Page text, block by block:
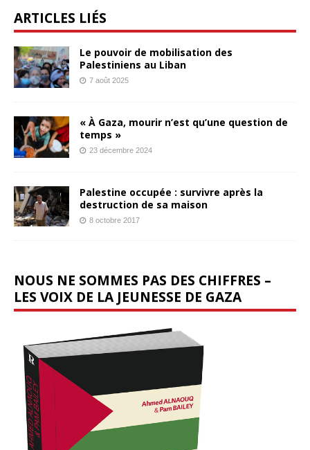
ARTICLES LIÉS
Le pouvoir de mobilisation des
Palestiniens au Liban
7 août 2025
« À Gaza, mourir n’est qu’une question de
temps »
23 décembre 2024
Palestine occupée : survivre après la
destruction de sa maison
8 octobre 2017
NOUS NE SOMMES PAS DES CHIFFRES –
LES VOIX DE LA JEUNESSE DE GAZA